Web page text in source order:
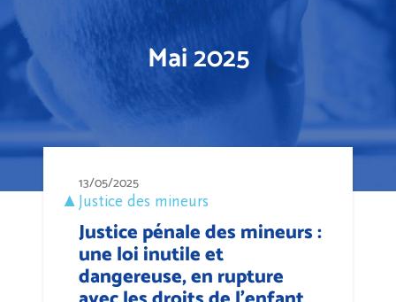
Mai 2025
13/05/2025
Justice des mineurs
Justice pénale des mineurs :
une loi inutile et
dangereuse, en rupture